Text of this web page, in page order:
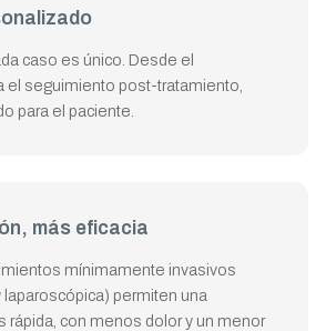
caso es único. Desde el
el seguimiento post-tratamiento,
para el paciente.
más eficacia
mínimamente invasivos
laparoscópica) permiten una
rápida, con menos dolor y un menor